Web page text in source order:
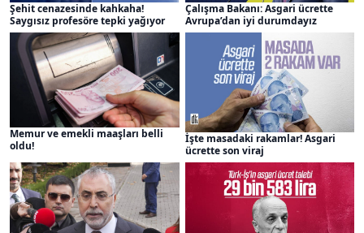
Şehit cenazesinde kahkaha!
Saygısız profesöre tepki yağıyor
Çalışma Bakanı: Asgari ücrette
Avrupa’dan iyi durumdayız
Memur ve emekli maaşları belli
oldu!
İşte masadaki rakamlar! Asgari
ücrette son viraj